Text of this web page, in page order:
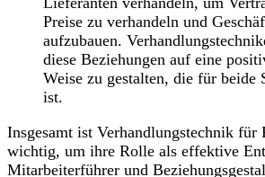
Preise zu verhandeln und
aufzubauen.
diese Beziehungen auf eine
Weise zu gestalten, die für beide
ist.
Insgesamt ist Verhandlungstechnik für
wichtig, um ihre Rolle als effektive
Mitarbeiterführer und